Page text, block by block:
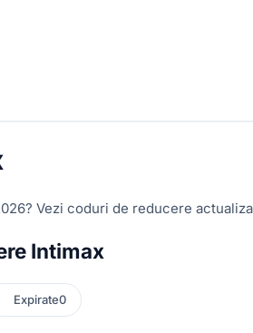
Vezi coduri de reducere
Intimax
Expirate0